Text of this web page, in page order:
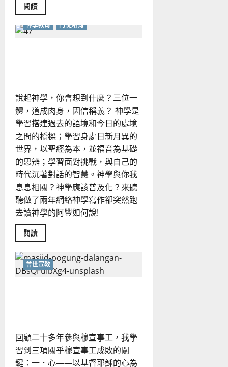
閱讀Read
more
培
教
為
本
的
教
會
神學教育 門徒培育
說起神學，你會想到什麼？三位一
體，道成肉身，因信稱義？ 神學是
學習搭建過去的語境和今日的處境
之間的橋樑；學習身處日新月異的
世界，以聖經為本，並福音為基礎
的思辨；學習面對挑戰，與自己的
時代沉著對話的智慧。神學與你我
息息相關？神學應該普及化？來聽
聽做了兩年網絡神學寫作卻突然跑
去讀神學的阿豐如何說!
閱讀Read
more
神
學、
信
仰
普世宣教
回顧二十多年參與穆宣事工，我學
習到三項關乎穆宣事工成敗的關
鍵：一．心——以基督耶穌的心為